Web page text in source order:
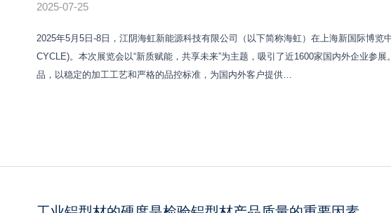
2025-07-25
2025年5月5日-8日，江阴海虹新能源科技有限公司（以下简称海虹）在上海新国际博览
CYCLE)。本次展览会以“新质赋能，共享未来”为主题，吸引了近1600家国内外企业参
品，以稳定的加工工艺和严格的品控标准，为国内外客户提供…